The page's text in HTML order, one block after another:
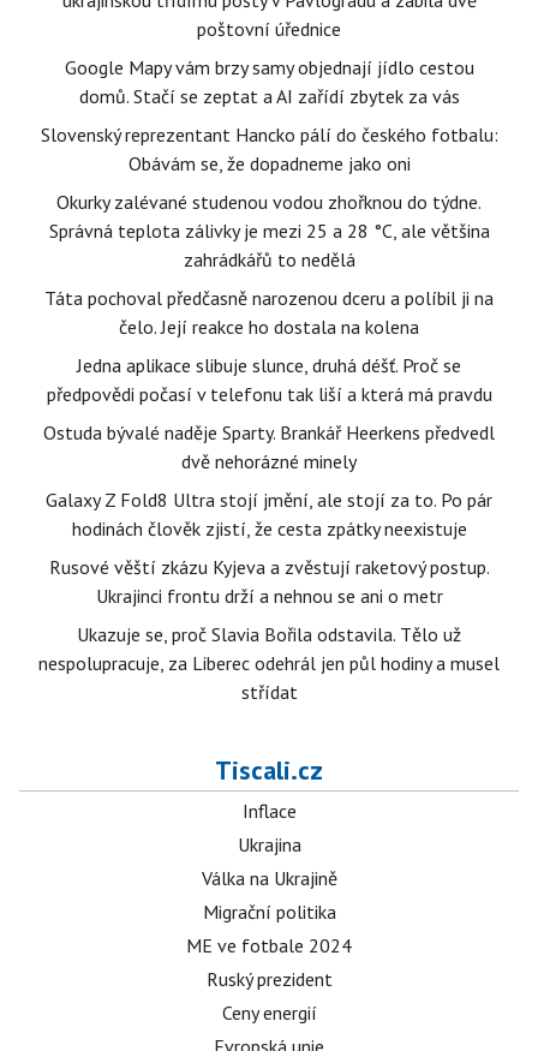
poštovní úřednice
Google Mapy vám brzy samy objednají jídlo cestou
domů. Stačí se zeptat a AI zařídí zbytek za vás
Slovenský reprezentant Hancko pálí do českého fotbalu:
Obávám se, že dopadneme jako oni
Okurky zalévané studenou vodou zhořknou do týdne.
Správná teplota zálivky je mezi 25 a 28 °C, ale většina
zahrádkářů to nedělá
Táta pochoval předčasně narozenou dceru a políbil ji na
čelo. Její reakce ho dostala na kolena
Jedna aplikace slibuje slunce, druhá déšť. Proč se
předpovědi počasí v telefonu tak liší a která má pravdu
Ostuda bývalé naděje Sparty. Brankář Heerkens předvedl
dvě nehorázné minely
Galaxy Z Fold8 Ultra stojí jmění, ale stojí za to. Po pár
hodinách člověk zjistí, že cesta zpátky neexistuje
Rusové věští zkázu Kyjeva a zvěstují raketový postup.
Ukrajinci frontu drží a nehnou se ani o metr
Ukazuje se, proč Slavia Bořila odstavila. Tělo už
nespolupracuje, za Liberec odehrál jen půl hodiny a musel
střídat
Tiscali.cz
Inflace
Ukrajina
Válka na Ukrajině
Migrační politika
ME ve fotbale 2024
Ruský prezident
Ceny energií
Evropská unie